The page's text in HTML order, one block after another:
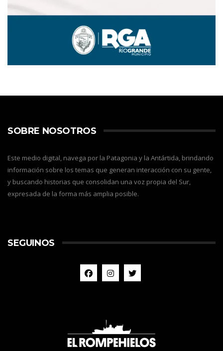
SOBRE NOSOTROS
Este medio digital, navega por la Patagonia y la Antártida, brindando
información sobre los temas que generan interacción con su gente,
y buscando historias que consolidan una voz propia del Sur,
expresada de la forma más amplia posible.
SEGUINOS